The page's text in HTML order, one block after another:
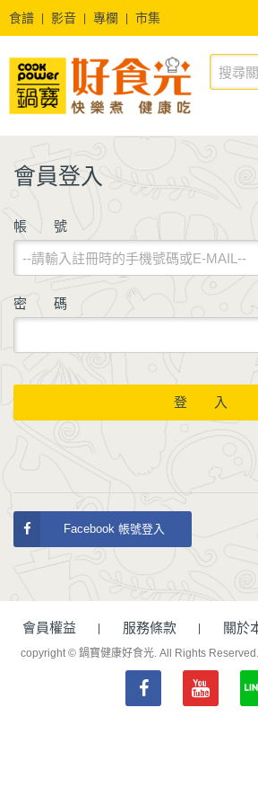
食譜 影音 專欄
市集
會員登入
帳 號
密 碼
登 入
Facebook 帳號登入
會員權益 服務條款 關於
copyright © 鍋寶健康好食光. All Rights Reserved.